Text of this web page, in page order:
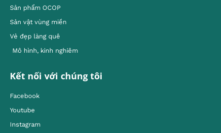
Sản phẩm OCOP
Sản vật vùng miền
Vẻ đẹp làng quê
Mô hình, kinh nghiêm
Kết nối với chúng tôi
Facebook
Youtube
Instagram